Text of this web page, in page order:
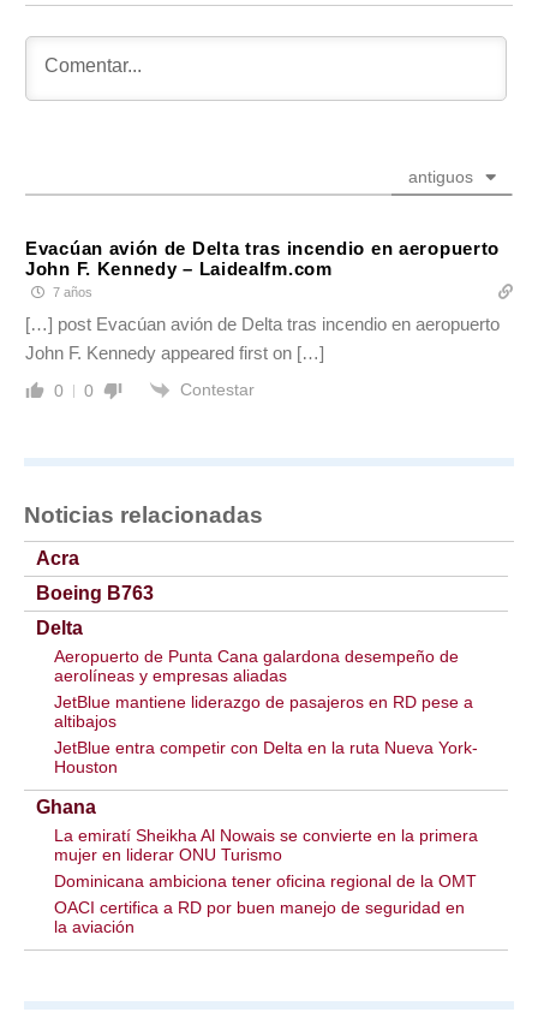
antiguos
Evacúan avión de Delta tras incendio en aeropuerto
John F. Kennedy – Laidealfm.com
7 años
[…] post Evacúan avión de Delta tras incendio en aeropuerto
John F. Kennedy appeared first on […]
0 0 Contestar
Noticias relacionadas
Acra
Boeing B763
Delta
Aeropuerto de Punta Cana galardona desempeño de
aerolíneas y empresas aliadas
JetBlue mantiene liderazgo de pasajeros en RD pese a
altibajos
JetBlue entra competir con Delta en la ruta Nueva York-
Houston
Ghana
La emiratí Sheikha Al Nowais se convierte en la primera
mujer en liderar ONU Turismo
Dominicana ambiciona tener oficina regional de la OMT
OACI certifica a RD por buen manejo de seguridad en
la aviación